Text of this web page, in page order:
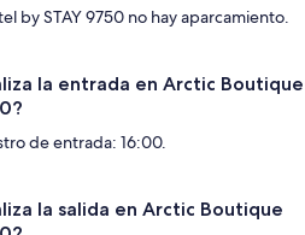
by STAY 9750 no hay aparcamiento.
la entrada en Arctic Boutique
de entrada: 16:00.
la salida en Arctic Boutique